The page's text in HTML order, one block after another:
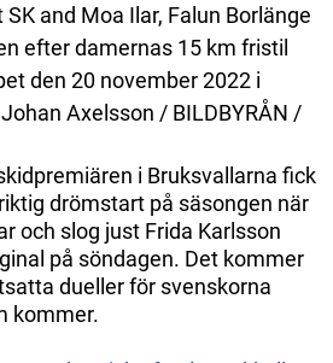
and Moa Ilar, Falun Borlänge
efter damernas 15 km fristil
den 20 november 2022 i
Axelsson / BILDBYRÅN /
i Bruksvallarna fick
drömstart på säsongen när
och slog just Frida Karlsson
på söndagen. Det kommer
dueller för svenskorna
kommer.